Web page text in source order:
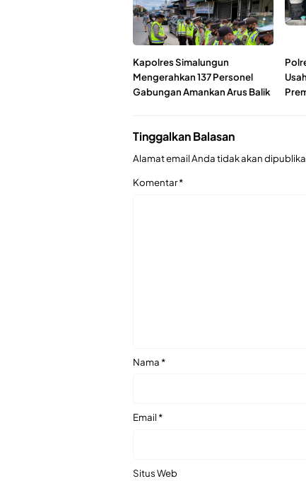
Kapolres Simalungun
Mengerahkan 137 Personel
Gabungan Amankan Arus Balik
Tinggalkan Balasan
Alamat email Anda tidak akan
Komentar*
Nama*
Email*
Situs Web